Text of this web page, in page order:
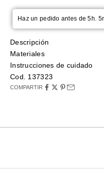
Haz un pedido antes de 5h.
Descripción
Materiales
Instrucciones de cuidado
Cod. 137323
COMPARTIR